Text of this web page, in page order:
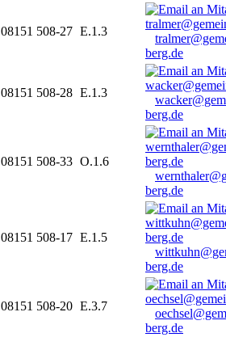
08151 508-27 E.1.3
berg.de
08151 508-28 E.1.3
berg.de
08151 508-33 O.1.6
berg.de
08151 508-17 E.1.5
berg.de
08151 508-20 E.3.7
berg.de